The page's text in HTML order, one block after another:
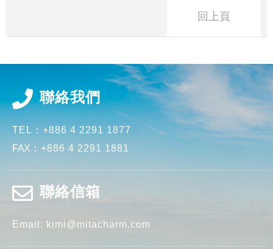
回上頁
聯絡我們
TEL： +886 4 2291 1877
FAX ： +886 4 2291 1881
聯絡信箱
Email: kimi@mitacharm.com